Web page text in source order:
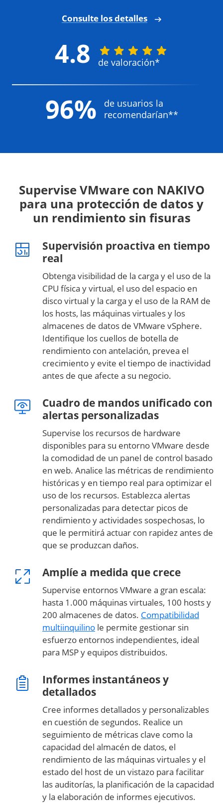
Consulte los detalles
4.8 de valoración*
96%
de usuarios la
recomendarían**
Supervise VMware con NAKIVO
para una protección de datos y
un rendimiento sin fisuras
Supervisión proactiva en tiempo
real
Obtenga visibilidad de la carga y el uso de la
CPU física y virtual, el uso del espacio en
disco virtual y la carga y el uso de la RAM de
los hosts, las máquinas virtuales y los
almacenes de datos de VMware vSphere.
Identifique los cuellos de botella de
rendimiento con antelación, prevea el
crecimiento y evite el tiempo de inactividad
antes de que afecte a su negocio.
Cuadro de mandos unificado con
alertas personalizadas
Supervise los recursos de hardware
disponibles para su entorno VMware desde
la comodidad de un panel de control basado
en web. Analice las métricas de rendimiento
históricas y en tiempo real para optimizar el
uso de los recursos. Establezca alertas
personalizadas para detectar picos de
rendimiento y actividades sospechosas, lo
que le permitirá actuar con rapidez antes de
que se produzcan daños.
Amplíe a medida que crece
Supervise entornos VMware a gran escala:
hasta 1.000 máquinas virtuales, 100 hosts y
200 almacenes de datos. Compatibilidad
multiinquilino le permite gestionar sin
esfuerzo entornos independientes, ideal
para MSP y equipos distribuidos.
Informes instantáneos y
detallados
Cree informes detallados y personalizables
en cuestión de segundos. Realice un
seguimiento de métricas clave como la
capacidad del almacén de datos, el
rendimiento de las máquinas virtuales y el
estado del host de un vistazo para facilitar
las auditorías, la planificación de la capacidad
y la elaboración de informes ejecutivos.